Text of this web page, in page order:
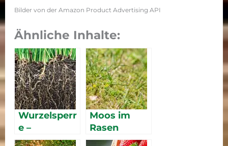
Bilder von der Amazon Product Advertising API
Ähnliche Inhalte:
Wurzelsperr
e –
Rhizomsperr
Moos im
Rasen
entfernen